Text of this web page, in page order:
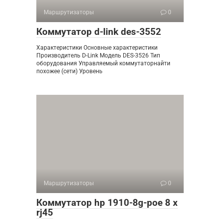
Маршрутизаторы 0
Коммутатор d-link des-3552
Характеристики Основные характеристики
Производитель D-Link Модель DES-3526 Тип
оборудования Управляемый коммутаторнайти
похожее (сети) Уровень
Маршрутизаторы 0
Коммутатор hp 1910-8g-poe 8 x
rj45